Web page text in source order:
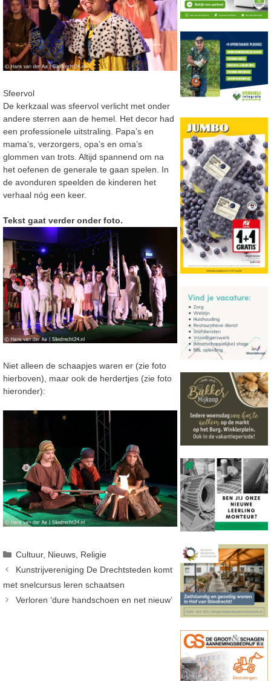
Sfeervol
De kerkzaal was sfeervol verlicht met onder
andere sterren aan de hemel. Het decor had
een professionele uitstraling. Papa’s en
mama’s, verzorgers, opa’s en oma’s
glommen van trots. Altijd spannend om na
het oefenen de generale te gaan spelen. In
de avonduren speelden de kinderen het
verhaal nóg een keer.
Tekst gaat verder onder foto.
Niet alleen de schaapjes waren er (zie foto
hierboven), maar ook de herdertjes (zie foto
hieronder):
Categorieën
Cultuur, Nieuws Religie
Kunstrijvereniging De Drechtsteden komt
met snelcursus leren schaatsen
Verloren ‘dure handschoen en net nieuw’